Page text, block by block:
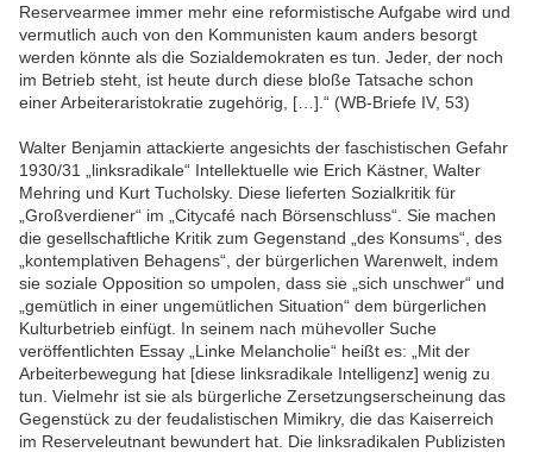
Reservearmee immer mehr eine reformistische Aufgabe wird und
vermutlich auch von den Kommunisten kaum anders besorgt
werden könnte als die Sozialdemokraten es tun. Jeder, der noch
im Betrieb steht, ist heute durch diese bloße Tatsache schon
einer Arbeiteraristokratie zugehörig, […].“ (WB-Briefe IV, 53)
Walter Benjamin attackierte angesichts der faschistischen Gefahr
1930/31 „linksradikale“ Intellektuelle wie Erich Kästner, Walter
Mehring und Kurt Tucholsky. Diese lieferten Sozialkritik für
„Großverdiener“ im „Citycafé nach Börsenschluss“. Sie machen
die gesellschaftliche Kritik zum Gegenstand „des Konsums“, des
„kontemplativen Behagens“, der bürgerlichen Warenwelt, indem
sie soziale Opposition so umpolen, dass sie „sich unschwer“ und
„gemütlich in einer ungemütlichen Situation“ dem bürgerlichen
Kulturbetrieb einfügt. In seinem nach mühevoller Suche
veröffentlichten Essay „Linke Melancholie“ heißt es: „Mit der
Arbeiterbewegung hat [diese linksradikale Intelligenz] wenig zu
tun. Vielmehr ist sie als bürgerliche Zersetzungserscheinung das
Gegenstück zu der feudalistischen Mimikry, die das Kaiserreich
im Reserveleutnant bewundert hat. Die linksradikalen Publizisten